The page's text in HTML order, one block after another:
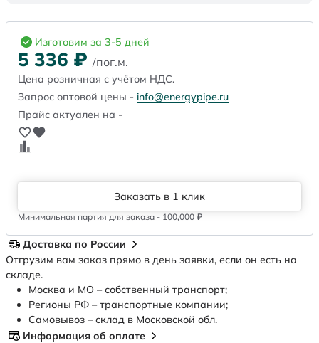
Изготовим за 3-5 дней
5 336 ₽ /пог.м.
Цена розничная с учётом НДС.
Запрос оптовой цены - info@energypipe.ru
Прайс актуален на -
Заказать в 1 клик
Минимальная партия для заказа - 100,000 ₽
Доставка по России
Отгрузим вам заказ прямо в день заявки, если он есть на
складе.
Москва и МО – собственный транспорт;
Регионы РФ – транспортные компании;
Самовывоз – склад в Московской обл.
Информация об оплате